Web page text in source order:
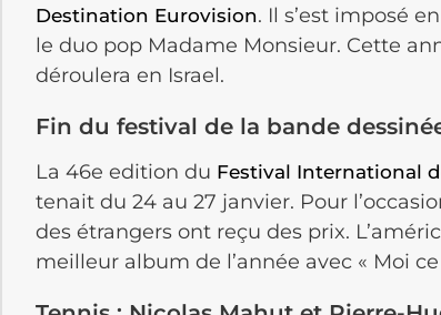
Destination Eurovision. Il s’est imposé
le duo pop Madame Monsieur. Cette
déroulera en Israel.
Fin du festival de la bande
La 46e edition du Festival International
tenait du 24 au 27 janvier. Pour
des étrangers ont reçu des prix.
meilleur album de l’année avec « Moi